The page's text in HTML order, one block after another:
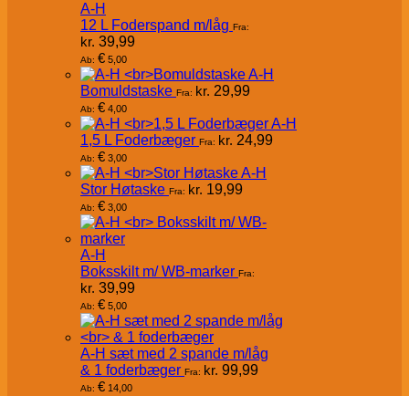
A-H
12 L Foderspand m/låg Fra:
kr. 39,99
Ab: € 5,00
A-H
Bomuldstaske Fra: kr. 29,99
Ab: € 4,00
A-H
1,5 L Foderbæger Fra: kr. 24,99
Ab: € 3,00
A-H
Stor Høtaske Fra: kr. 19,99
Ab: € 3,00
A-H
Boksskilt m/ WB-marker Fra:
kr. 39,99
Ab: € 5,00
A-H sæt med 2 spande m/låg
& 1 foderbæger Fra: kr. 99,99
Ab: € 14,00